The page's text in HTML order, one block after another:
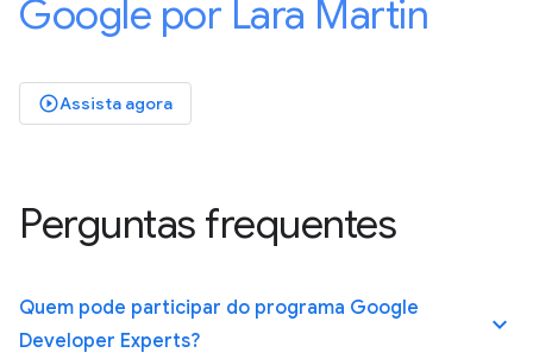
Google por Lara Martin
play_circle_outlinedAssista agora
Perguntas frequentes
keyboard_arrow_up
Quem pode participar do programa Google
Developer Experts?